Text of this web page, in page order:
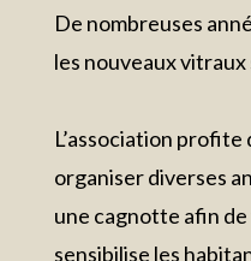
De nombreuses
les nouveaux
L’association
organiser diverses
une cagnotte afin
sensibilise les